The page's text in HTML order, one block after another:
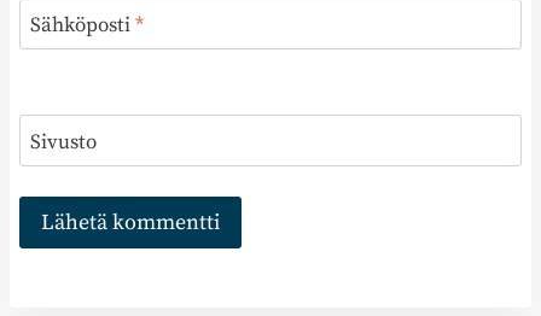
Sähköposti*
Sivusto